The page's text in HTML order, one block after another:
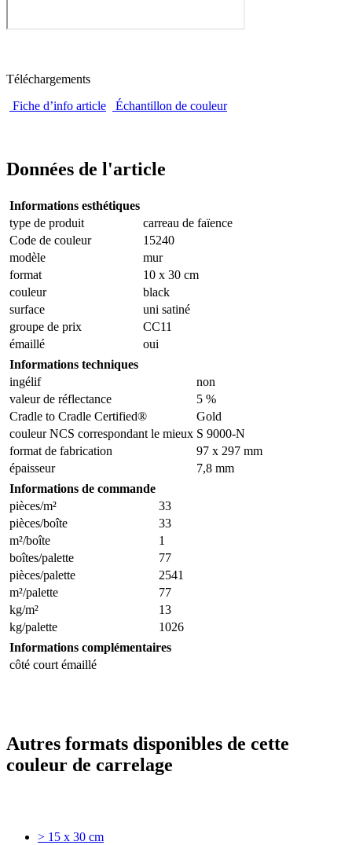
Téléchargements
Fiche d’info article
Échantillon de couleur
Données de l'article
Informations esthétiques
type de produit
carreau de faïence
Code de couleur
15240
modèle
mur
format
10 x 30 cm
couleur
black
surface
uni satiné
groupe de prix
CC11
émaillé
oui
Informations techniques
ingélif
non
valeur de réflectance
5 %
Cradle to Cradle Certified®
Gold
couleur NCS correspondant le mieux S 9000-N
format de fabrication
97 x 297 mm
épaisseur
7,8 mm
Informations de commande
pièces/m²
33
pièces/boîte
33
m²/boîte
1
boîtes/palette
77
pièces/palette
2541
m²/palette
77
kg/m²
13
kg/palette
1026
Informations complémentaires
côté court émaillé
Autres formats disponibles de cette
couleur de carrelage
> 15 x 30 cm